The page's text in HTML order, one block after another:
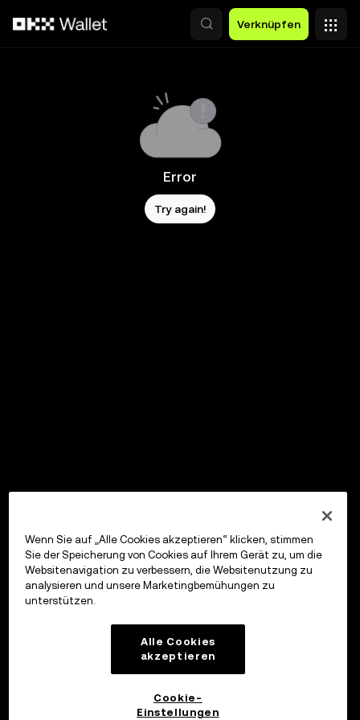
Verknüpfen
Error
Try again!
Wenn Sie auf „Alle Cookies akzeptieren“ klicken, stimmen
Sie der Speicherung von Cookies auf Ihrem Gerät zu, um die
Websitenavigation zu verbessern, die Websitenutzung zu
analysieren und unsere Marketingbemühungen zu
unterstützen.
Alle Cookies
akzeptieren
Cookie-
Einstellungen